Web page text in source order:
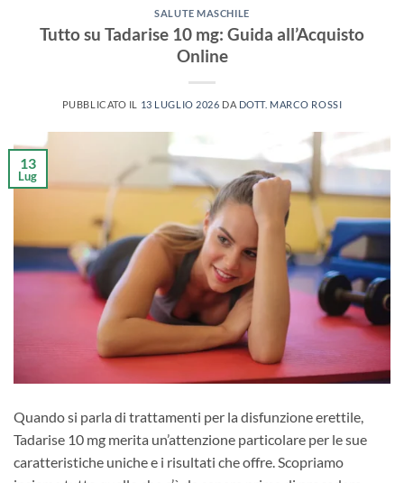
SALUTE MASCHILE
Tutto su Tadarise 10 mg: Guida all’Acquisto
Online
PUBBLICATO IL 13 LUGLIO 2026 DA DOTT. MARCO ROSSI
13
Lug
Quando si parla di trattamenti per la disfunzione erettile,
Tadarise 10 mg merita un’attenzione particolare per le sue
caratteristiche uniche e i risultati che offre. Scopriamo